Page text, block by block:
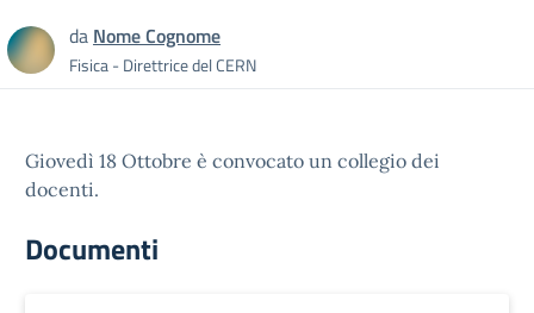
da Nome Cognome
Fisica - Direttrice del CERN
Giovedì 18 Ottobre è convocato un collegio dei
docenti.
Documenti